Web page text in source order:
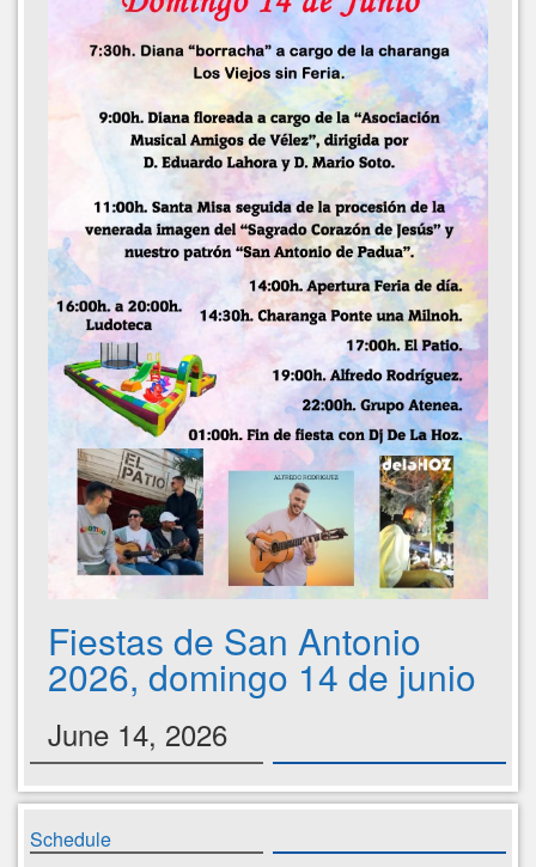
Fiestas de San Antonio
2026, domingo 14 de junio
June 14, 2026
Schedule